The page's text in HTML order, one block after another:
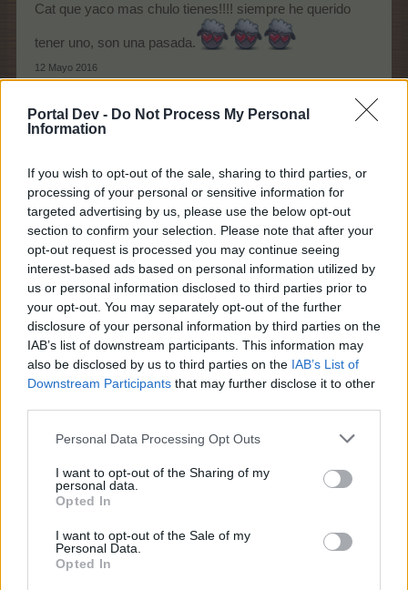
Portal Dev - Do Not Process My Personal
Information
If you wish to opt-out of the sale, sharing to third parties, or
processing of your personal or sensitive information for
targeted advertising by us, please use the below opt-out
section to confirm your selection. Please note that after your
opt-out request is processed you may continue seeing
interest-based ads based on personal information utilized by
us or personal information disclosed to third parties prior to
your opt-out. You may separately opt-out of the further
disclosure of your personal information by third parties on the
IAB’s list of downstream participants. This information may
also be disclosed by us to third parties on the IAB’s List of
Downstream Participants that may further disclose it to other
Personal Data Processing Opt Outs
I want to opt-out of the Sharing of my
personal data.
Opted In
I want to opt-out of the Sale of my
Personal Data.
Opted In
Cat que yaco mas chulo tienes!!!! siempre he querido
tener uno, son una pasada.
12 Mayo 2016
cat
Inquilino del foro
si y muy graciosos, el mio habla mucho, hace dos
meses que me lo han regalado
12 Mayo 2016
Apalutxile gusta esto.
lagringa65
Adicto al foro
Aquí estoy yo con una de mis mascotas, se llama Pipa
familia, en la foto salió con los ojitos blancos, pero son
marrones , además tengo una tortuga , una lechuza y
Amo a los animales
Edito , la nena que está conmigo es una de mis nietas la
mas pequeña